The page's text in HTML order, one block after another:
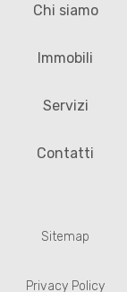
Chi siamo
Immobili
Servizi
Contatti
Sitemap
Privacy Policy